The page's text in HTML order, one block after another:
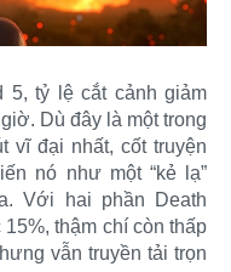
5, tỷ lệ cắt cảnh giảm
Dù đây là một trong
vĩ đại nhất, cốt truyện
nó như một “kẻ lạ”
Với hai phần Death
thậm chí còn thấp
vẫn truyền tải trọn